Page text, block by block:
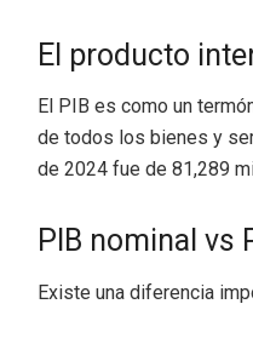
El producto
El PIB es como un
de todos los bienes y
de 2024 fue de 81,289
PIB nominal vs
Existe una diferencia